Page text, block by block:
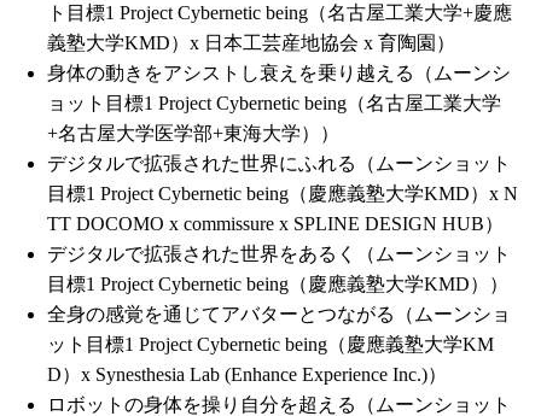
ト目標1 Project Cybernetic being（名古屋工業大学+慶應
義塾大学KMD）x 日本工芸産地協会 x 育陶園）
身体の動きをアシストし衰えを乗り越える（ムーンシ
ョット目標1 Project Cybernetic being（名古屋工業大学
+名古屋大学医学部+東海大学））
デジタルで拡張された世界にふれる（ムーンショット
目標1 Project Cybernetic being（慶應義塾大学KMD）x N
TT DOCOMO x commissure x SPLINE DESIGN HUB）
デジタルで拡張された世界をあるく（ムーンショット
目標1 Project Cybernetic being（慶應義塾大学KMD））
全身の感覚を通じてアバターとつながる（ムーンショ
ット目標1 Project Cybernetic being（慶應義塾大学KM
D）x Synesthesia Lab (Enhance Experience Inc.)）
ロボットの身体を操り自分を超える（ムーンショット